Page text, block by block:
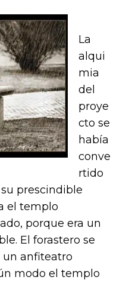
La
alqui
mia
del
proye
cto se
había
conve
rtido
prescindible
el templo
porque era un
El forastero se
un anfiteatro
modo el templo